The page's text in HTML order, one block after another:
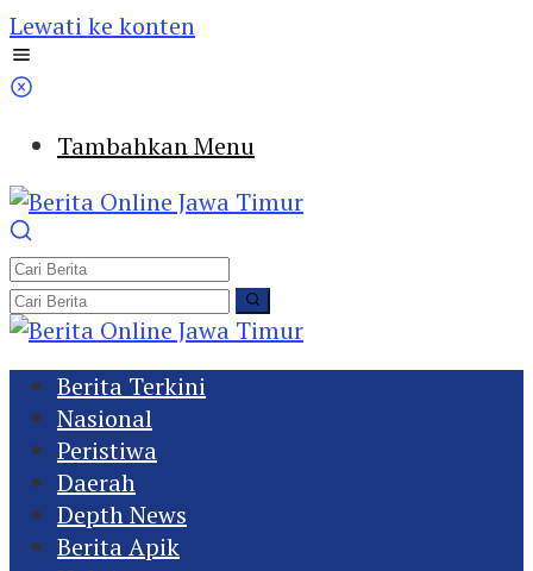
Lewati ke konten
Tambahkan Menu
Berita Terkini
Nasional
Peristiwa
Daerah
Depth News
Berita Apik